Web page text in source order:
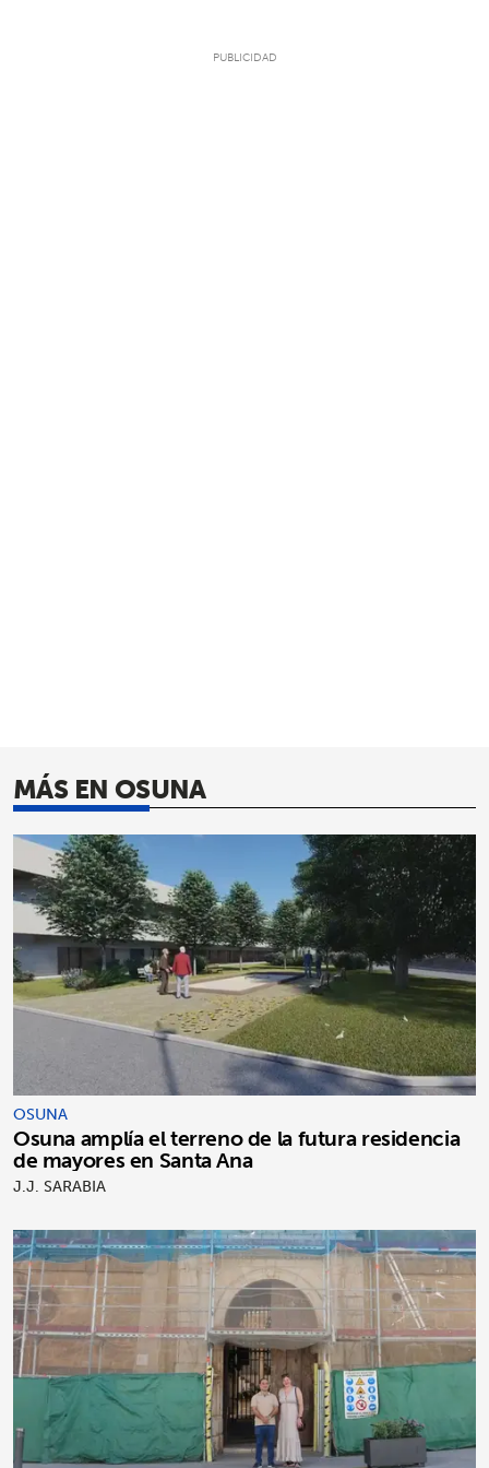
MÁS EN OSUNA
OSUNA
Osuna amplía el terreno de la futura residencia
de mayores en Santa Ana
J.J. SARABIA